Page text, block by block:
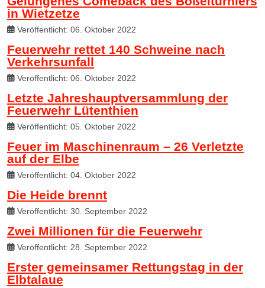
in Wietzetze
Veröffentlicht: 06. Oktober 2022
Feuerwehr rettet 140 Schweine nach
Verkehrsunfall
Veröffentlicht: 06. Oktober 2022
Letzte Jahreshauptversammlung der
Feuerwehr Lütenthien
Veröffentlicht: 05. Oktober 2022
Feuer im Maschinenraum – 26 Verletzte
auf der Elbe
Veröffentlicht: 04. Oktober 2022
Die Heide brennt
Veröffentlicht: 30. September 2022
Zwei Millionen für die Feuerwehr
Veröffentlicht: 28. September 2022
Erster gemeinsamer Rettungstag in der
Elbtalaue